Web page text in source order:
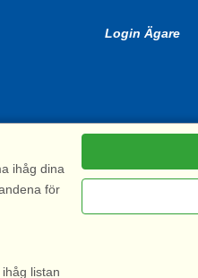
Login Ägare
ihåg dina
för
listan